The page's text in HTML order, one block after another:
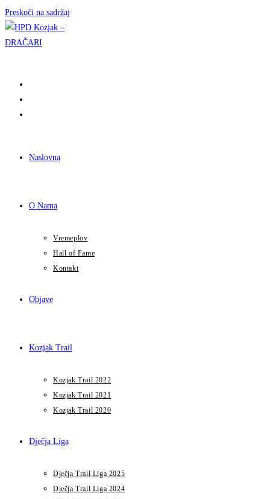
Preskoči na sadržaj
Naslovna
O Nama
Vremeplov
Hall of Fame
Kontakt
Objave
Kozjak Trail
Kozjak Trail 2022
Kozjak Trail 2021
Kozjak Trail 2020
Dječja Liga
Dječja Trail Liga 2025
Dječja Trail Liga 2024